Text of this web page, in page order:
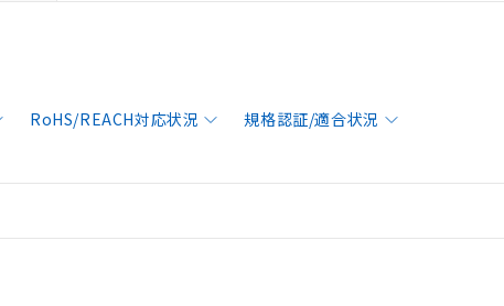
RoHS/REACH対応状況 規格認証/適合状況